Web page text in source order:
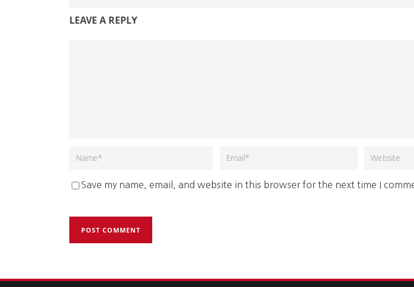
LEAVE A REPLY
Save my name, email, and website in this browser for the next time I